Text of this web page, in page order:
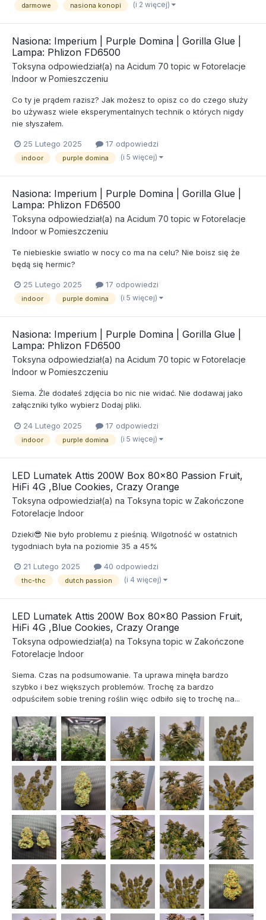
darmowe nasiona konopi (i 2 więcej)
Nasiona: Imperium | Purple Domina | Gorilla Glue |
Lampa: Phlizon FD6500
Toksyna odpowiedział(a) na Acidum 70 topic w Fotorelacje
Indoor w Pomieszczeniu
Co ty je prądem razisz? Jak możesz to opisz co do czego służy
bo używasz wiele eksperymentalnych technik o których nigdy
nie słyszałem.
25 Lutego 2025 17 odpowiedzi
indoor purple domina (i 5 więcej)
Nasiona: Imperium | Purple Domina | Gorilla Glue |
Lampa: Phlizon FD6500
Toksyna odpowiedział(a) na Acidum 70 topic w Fotorelacje
Indoor w Pomieszczeniu
Te niebieskie swiatlo w nocy co ma na celu? Nie boisz się że
będą się hermic?
25 Lutego 2025 17 odpowiedzi
indoor purple domina (i 5 więcej)
Nasiona: Imperium | Purple Domina | Gorilla Glue |
Lampa: Phlizon FD6500
Toksyna odpowiedział(a) na Acidum 70 topic w Fotorelacje
Indoor w Pomieszczeniu
Siema. Źle dodałeś zdjęcia bo nic nie widać. Nie dodawaj jako
załączniki tylko wybierz Dodaj pliki.
24 Lutego 2025 17 odpowiedzi
indoor purple domina (i 5 więcej)
LED Lumatek Attis 200W Box 80x80 Passion Fruit,
HiFi 4G ,Blue Cookies, Crazy Orange
Toksyna odpowiedział(a) na Toksyna topic w Zakończone
Fotorelacje Indoor
Dzieki😎 Nie było problemu z pieśnią. Wilgotność w ostatnich
tygodniach była na poziomie 35 a 45%
21 Lutego 2025 40 odpowiedzi
thc-thc dutch passion (i 4 więcej)
LED Lumatek Attis 200W Box 80x80 Passion Fruit,
HiFi 4G ,Blue Cookies, Crazy Orange
Toksyna odpowiedział(a) na Toksyna topic w Zakończone
Fotorelacje Indoor
Siema. Czas na podsumowanie. Ta uprawa minęła bardzo
szybko i bez większych problemów. Trochę za bardzo
odpuściłem sobie trening roślin więc odbiło się to trochę na...